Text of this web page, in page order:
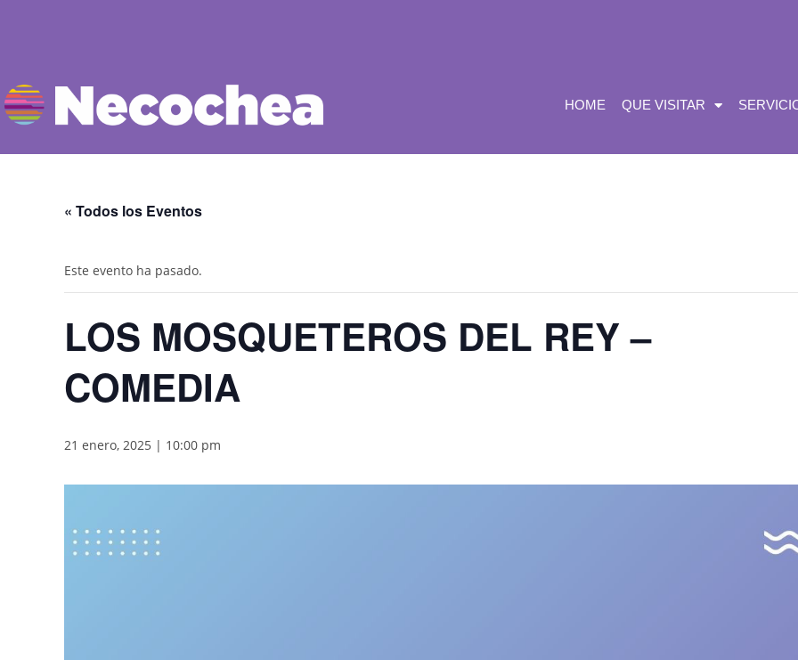
HOME QUE VISITAR
« Todos los Eventos
Este evento ha pasado.
LOS MOSQUETEROS DEL REY –
COMEDIA
21 enero, 2025 | 10:00 pm